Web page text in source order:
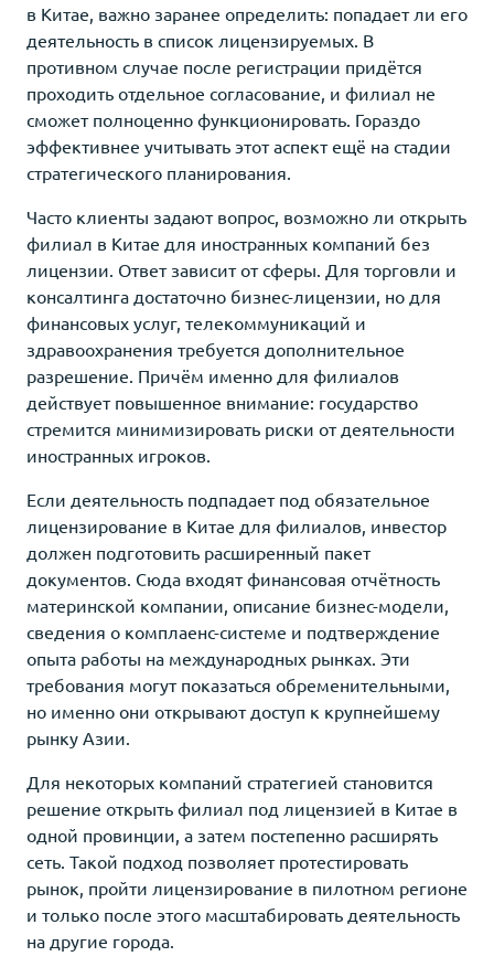
в Китае, важно заранее определить: попадает ли его
деятельность в список лицензируемых. В
противном случае после регистрации придётся
проходить отдельное согласование, и филиал не
сможет полноценно функционировать. Гораздо
эффективнее учитывать этот аспект ещё на стадии
стратегического планирования.
Часто клиенты задают вопрос, возможно ли открыть
филиал в Китае для иностранных компаний без
лицензии. Ответ зависит от сферы. Для торговли и
консалтинга достаточно бизнес-лицензии, но для
финансовых услуг, телекоммуникаций и
здравоохранения требуется дополнительное
разрешение. Причём именно для филиалов
действует повышенное внимание: государство
стремится минимизировать риски от деятельности
иностранных игроков.
Если деятельность подпадает под обязательное
лицензирование в Китае для филиалов, инвестор
должен подготовить расширенный пакет
документов. Сюда входят финансовая отчётность
материнской компании, описание бизнес-модели,
сведения о комплаенс-системе и подтверждение
опыта работы на международных рынках. Эти
требования могут показаться обременительными,
но именно они открывают доступ к крупнейшему
рынку Азии.
Для некоторых компаний стратегией становится
решение открыть филиал под лицензией в Китае в
одной провинции, а затем постепенно расширять
сеть. Такой подход позволяет протестировать
рынок, пройти лицензирование в пилотном регионе
и только после этого масштабировать деятельность
на другие города.